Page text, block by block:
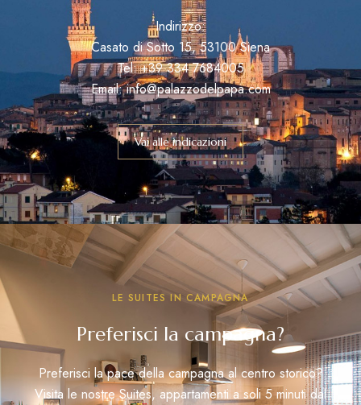
Indirizzo:
Casato di Sotto 15, 53100 Siena
Tel: +39 334 7684005
Email: info@palazzodelpapa.com
Vai alle indicazioni
LE SUITES IN CAMPAGNA
Preferisci la campagna?
Preferisci la pace della campagna al centro storico?
Visita le nostre Suites, appartamenti a soli 5 minuti dal